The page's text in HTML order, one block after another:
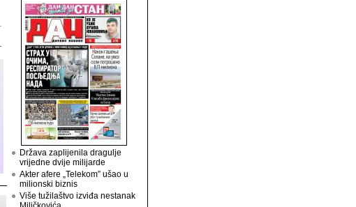
Država zaplijenila dragulje
vrijedne dvije milijarde
Akter afere „Telekom” ušao u
milionski biznis
Više tužilaštvo izviđa nestanak